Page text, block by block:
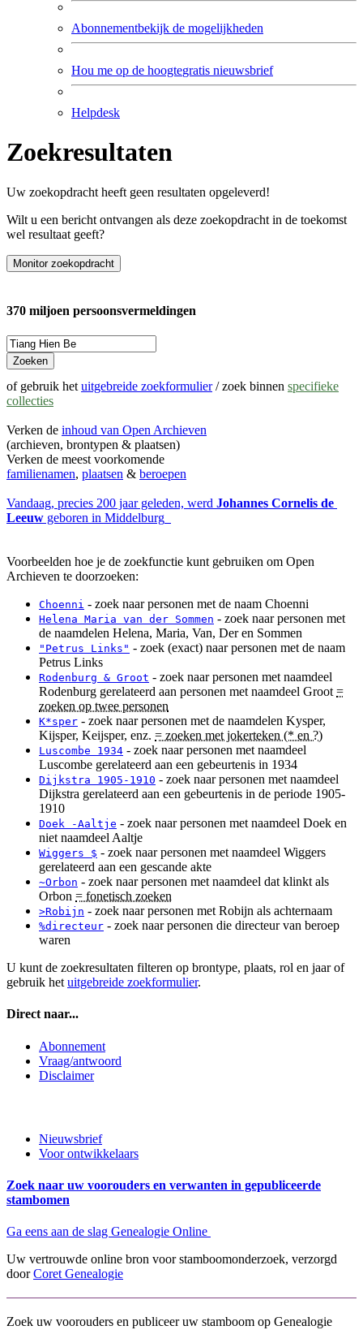
Abonnementbekijk de mogelijkheden
Hou me op de hoogtegratis nieuwsbrief
Helpdesk
Zoekresultaten
Uw zoekopdracht heeft geen resultaten opgeleverd!
Wilt u een bericht ontvangen als deze zoekopdracht in de toekomst
wel resultaat geeft?
Monitorzoekopdracht
370 miljoen persoonsvermeldingen
Zoeken
of gebruik het uitgebreide zoekformulier/ zoek binnen specifieke
collecties
Verken de inhoud van Open Archieven
(archieven, brontypen & plaatsen)
Verken de meest voorkomende
familienamen, plaatsen & beroepen
Vandaag, precies 200 jaar geleden, werd Johannes Cornelis de
Leeuw geboren in Middelburg
Voorbeelden hoe je de zoekfunctie kunt gebruiken om Open
Archieven te doorzoeken:
Choenni - zoek naar personen met de naam Choenni
Helena Maria van der Sommen - zoek naar personen met
de naamdelen Helena, Maria, Van, Der en Sommen
"Petrus Links" - zoek (exact) naar personen met de naam
Petrus Links
Rodenburg & Groot - zoek naar personen met naamdeel
Rodenburg gerelateerd aan personen met naamdeel Groot =
zoeken op twee personen
K*sper - zoek naar personen met de naamdelen Kysper,
Kijsper, Keijsper, enz. = zoeken met jokerteken (* en ?)
Luscombe 1934 - zoek naar personen met naamdeel
Luscombe gerelateerd aan een gebeurtenis in 1934
Dijkstra 1905-1910 - zoek naar personen met naamdeel
Dijkstra gerelateerd aan een gebeurtenis in de periode 1905-
1910
Doek -Aaltje - zoek naar personen met naamdeel Doek en
niet naamdeel Aaltje
Wiggers $ - zoek naar personen met naamdeel Wiggers
gerelateerd aan een gescande akte
~Orbon - zoek naar personen met naamdeel dat klinkt als
Orbon = fonetisch zoeken
>Robijn - zoek naar personen met Robijn als achternaam
%directeur - zoek naar personen die directeur van beroep
waren
U kunt de zoekresultaten filteren op brontype, plaats, rol en jaar of
gebruik het uitgebreide zoekformulier.
Direct naar...
Abonnement
Vraag/antwoord
Disclaimer
Nieuwsbrief
Voor ontwikkelaars
Zoek naar uw voorouders en verwanten in gepubliceerde
stambomen
Ga eens aan de slag Genealogie Online
Uw vertrouwde online bron voor stamboomonderzoek, verzorgd
doorCoret Genealogie
Zoek uw voorouders en publiceer uw stamboom op Genealogie